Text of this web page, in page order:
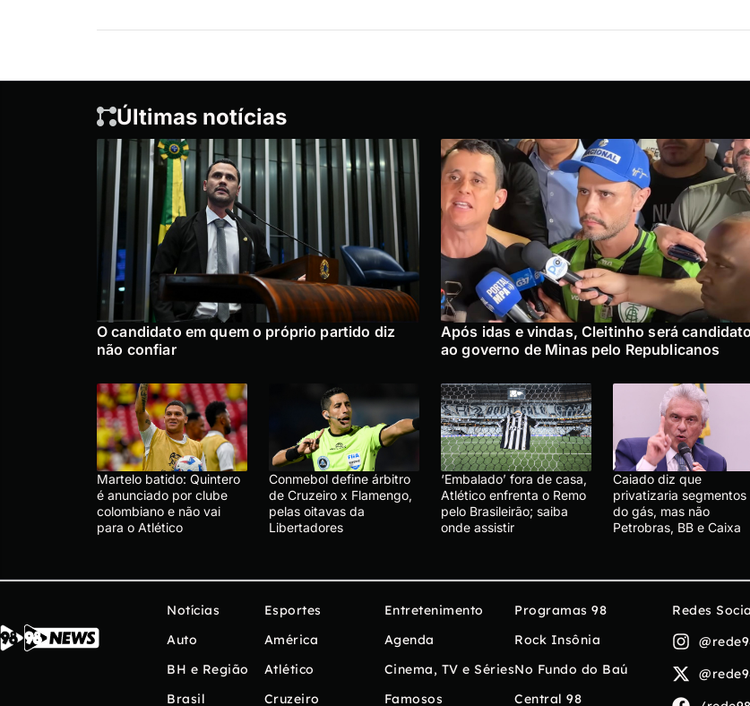
Últimas notícias
O candidato em quem o próprio partido diz
não confiar
Após idas e vindas, Cleitinho será candidato
ao governo de Minas pelo Republicanos
Martelo batido: Quintero
é anunciado por clube
colombiano e não vai
para o Atlético
Conmebol define árbitro
de Cruzeiro x Flamengo,
pelas oitavas da
Libertadores
‘Embalado’ fora de casa,
Atlético enfrenta o Remo
pelo Brasileirão; saiba
onde assistir
Caiado diz que
privatizaria segmentos
do gás, mas não
Petrobras, BB e Caixa
Notícias
Auto
BH e Região
Brasil
Esportes
América
Atlético
Cruzeiro
Entretenimento
Agenda
Cinema, TV e Séries
Famosos
Programas 98
Rock Insônia
No Fundo do Baú
Central 98
Redes